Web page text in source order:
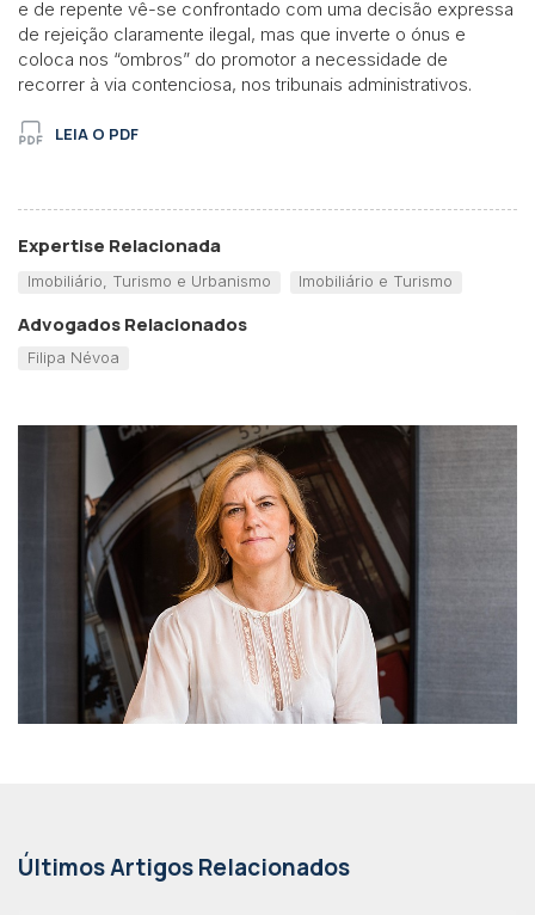
e de repente vê-se confrontado com uma decisão expressa
de rejeição claramente ilegal, mas que inverte o ónus e
coloca nos “ombros” do promotor a necessidade de
recorrer à via contenciosa, nos tribunais administrativos.
LEIA O PDF
Expertise Relacionada
Imobiliário, Turismo e Urbanismo Imobiliário e Turismo
Advogados Relacionados
Filipa Névoa
Últimos Artigos Relacionados